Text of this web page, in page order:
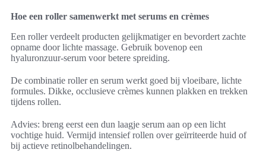
Hoe een roller samenwerkt met serums en crèmes
Een roller verdeelt producten gelijkmatiger en bevordert zachte
opname door lichte massage. Gebruik bovenop een
hyaluronzuur-serum voor betere spreiding.
De combinatie roller en serum werkt goed bij vloeibare, lichte
formules. Dikke, occlusieve crèmes kunnen plakken en trekken
tijdens rollen.
Advies: breng eerst een dun laagje serum aan op een licht
vochtige huid. Vermijd intensief rollen over geïrriteerde huid of
bij actieve retinolbehandelingen.